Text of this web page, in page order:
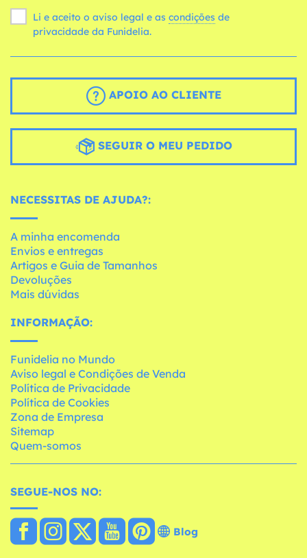
Li e aceito o aviso legal e as condições
privacidade da Funidelia.
APOIO AO CLIENTE
SEGUIR O MEU PEDIDO
NECESSITAS DE AJUDA?:
A minha encomenda
Envios e entregas
Artigos e Guia de Tamanhos
Devoluções
Mais dúvidas
INFORMAÇÃO:
Funidelia no Mundo
Aviso legal e Condições de Venda
Política de Privacidade
Política de Cookies
Zona de Empresa
Sitemap
Quem-somos
SEGUE-NOS NO:
Blog